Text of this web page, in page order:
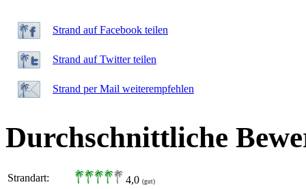
Strand auf Facebook teilen
Strand auf Twitter teilen
Strand per Mail weiterempfehlen
Durchschnittliche
Strandart: 4,0 (gut)